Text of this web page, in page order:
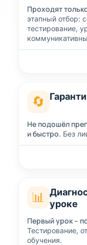
Проходят
этапный отбор:
тестирование,
🔄
Не подошёл
и быстро. Без
📊
уроке
Первый урок –
Тестирование,
обучения.